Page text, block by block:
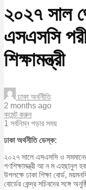
২০২৭ সাল
এসএসসি
শিক্ষামন্ত্রী
ঢাকা অর্থনীতি
2 months ago
কমেন্ট করুন
1 সর্বনিম্ন পড়ার সময়
ঢাকা অর্থনীতি ডেস্ক:
২০২৭ সালে এসএসসি ও সমমানের
গণশিক্ষামন্ত্রী আ ন ম এহছানুল
উপলক্ষে ঢাকা শিক্ষা বোর্ড,
বোর্ডের কেন্দ্র সচিবদের সঙ্গে